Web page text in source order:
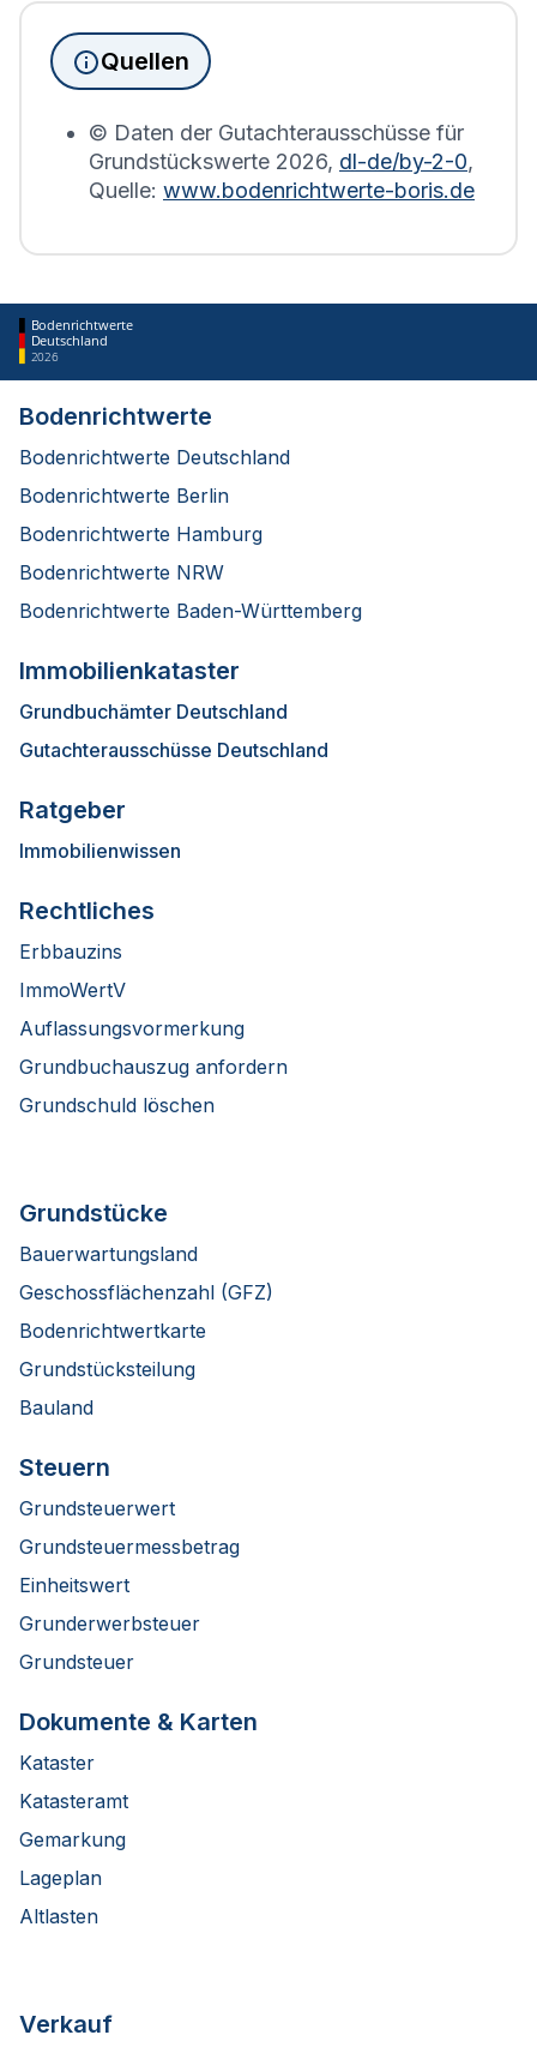
Immobilien, die sich in Merzenich befinden, wird
die Grundsteuererklärung auf Basis des
Bodenrichtwerts des entsprechenden Jahres
Quellen
© Daten der Gutachterausschüsse für
Grundstückswerte 2026, dl-de/by-2-0,
Quelle: www.bodenrichtwerte-boris.de
Bodenrichtwerte
Deutschland
2026
Bodenrichtwerte
Bodenrichtwerte Deutschland
Bodenrichtwerte Berlin
Bodenrichtwerte Hamburg
Bodenrichtwerte NRW
Bodenrichtwerte Baden-Württemberg
Immobilienkataster
Grundbuchämter Deutschland
Gutachterausschüsse Deutschland
Ratgeber
Immobilienwissen
Rechtliches
Erbbauzins
ImmoWertV
Auflassungsvormerkung
Grundbuchauszug anfordern
Grundschuld löschen
Grundstücke
Bauerwartungsland
Geschossflächenzahl (GFZ)
Bodenrichtwertkarte
Grundstücksteilung
Bauland
Steuern
Grundsteuerwert
Grundsteuermessbetrag
Einheitswert
Grunderwerbsteuer
Grundsteuer
Dokumente & Karten
Kataster
Katasteramt
Gemarkung
Lageplan
Altlasten
Verkauf